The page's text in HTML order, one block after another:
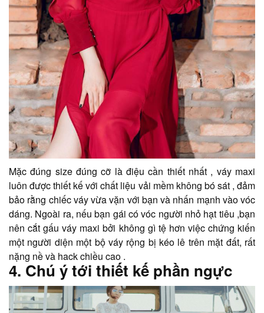
Mặc đúng size đúng cỡ là điệu cần thiết nhất , váy maxi
luôn được thiết kế với chất liệu vải mềm không bó sát , đảm
bảo rằng chiếc váy vừa vặn với bạn và nhấn mạnh vào vóc
dáng. Ngoài ra, nếu bạn gái có vóc người nhỏ hạt tiêu ,bạn
nên cắt gấu váy maxi bởi không gì tệ hơn việc chứng kiến
một người diện một bộ váy rộng bị kéo lê trên mặt đất, rất
nặng nề và hack chiều cao .
4. Chú ý tới thiết kế phần ngực